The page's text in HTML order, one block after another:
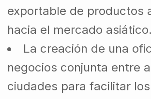
exportable de productos
hacia el mercado asiático.
La creación de una
negocios conjunta entre
ciudades para facilitar